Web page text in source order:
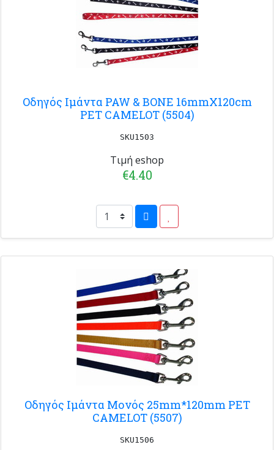
Οδηγός Ιμάντα PAW & BONE 16mmX120cm
PET CAMELOT (5504)
SKU1503
Τιμή eshop
€4.40
Οδηγός Ιμάντα Μονός 25mm*120mm PET
CAMELOT (5507)
SKU1506